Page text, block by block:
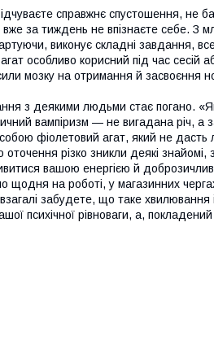
справжнє спустошення, не
вже за тиждень не впізнаєте себе. З
виконує складні завдання,
особливо корисний під час сесій
мозку на отримання й засвоєння
з деякими людьми стає погано.
вампіризм — не вигадана річ, а
фіолетовий агат, який не
різко зникли деякі знайомі,
вашою енергією й
щодня на роботі, у магазинних
забудете, що таке
психічної рівноваги, а,